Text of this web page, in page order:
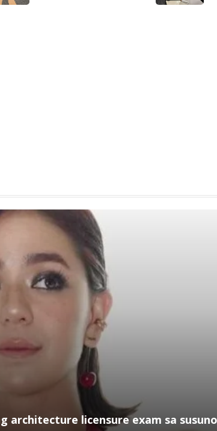
architecture licensure exam sa